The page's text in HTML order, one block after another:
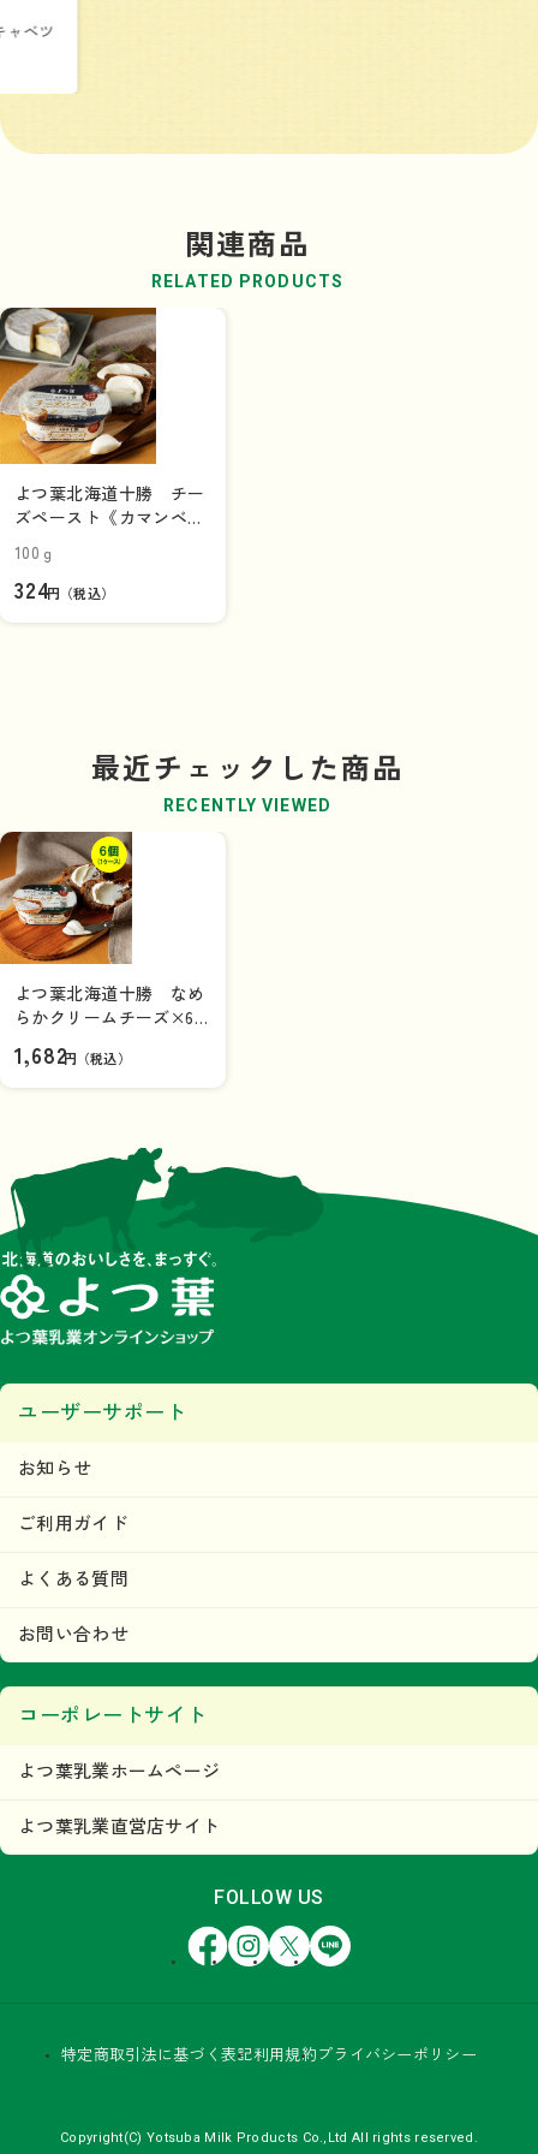
ャベツ
関連商品
RELATED PRODUCTS
よつ葉北海道十勝 チー
ズペースト《カマンベー
ルチーズ入り》
100ｇ
324円（税込）
最近チェックした商品
RECENTLY VIEWED
よつ葉北海道十勝 なめ
らかクリームチーズ×6
1,682円（税込）
ユーザーサポート
お知らせ
ご利用ガイド
よくある質問
お問い合わせ
コーポレートサイト
よつ葉乳業ホームページ
よつ葉乳業直営店サイト
FOLLOW US
FacebookInstagram
X LINE
特定商取引法に基づく表記利用規約 プライバシーポリシー
Copyright(C) Yotsuba Milk Products Co.,Ltd All rights reserved.